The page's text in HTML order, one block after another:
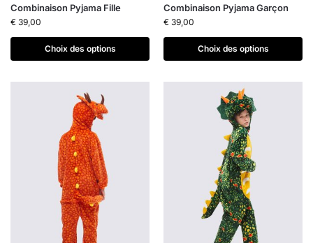
Combinaison Pyjama Fille
€ 39,00
Choix des options
Combinaison Pyjama Garçon
€ 39,00
Choix des options